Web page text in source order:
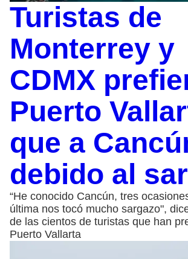
Turistas de
Monterrey y
CDMX
Puerto
que a
debido al
“He conocido Cancún, tres
última nos tocó mucho sargazo",
de las cientos de turistas que han
Puerto Vallarta